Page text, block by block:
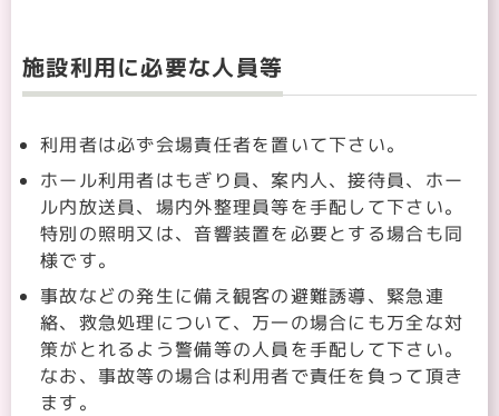
施設利用に必要な人員等
利用者は必ず会場責任者を置いて下さい。
ホール利用者はもぎり員、案内人、接待員、ホー
ル内放送員、場内外整理員等を手配して下さい。
特別の照明又は、音響装置を必要とする場合も同
様です。
事故などの発生に備え観客の避難誘導、緊急連
絡、救急処理について、万一の場合にも万全な対
策がとれるよう警備等の人員を手配して下さい。
なお、事故等の場合は利用者で責任を負って頂き
ます。